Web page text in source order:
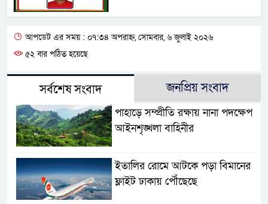
আপডেট এর সময় : ০৭:৩৪ অপরাহ্ন, সোমবার, ৬ জুলাই ২০২৬
৫২ বার পঠিত হয়েছে
সর্বশেষ সংবাদ জনপ্রিয় সংবাদ
পাহাড়ে সম্প্রীতি রক্ষায় নানা পদক্ষেপ
আইনশৃঙ্খলা বাহিনীর
ইতালির রোমে আটকে পড়া বিমানের
ফ্লাইট ঢাকায় পৌঁছেছে